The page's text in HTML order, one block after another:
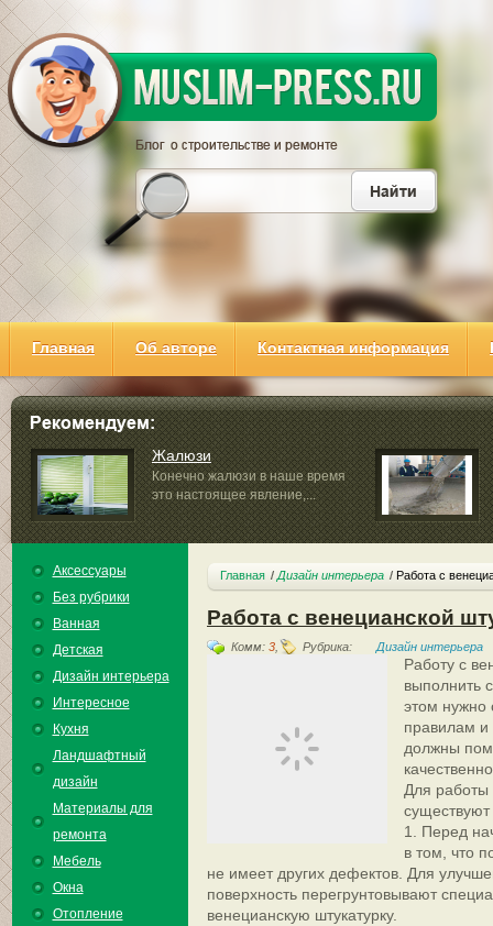
Главная Об авторе Контактная информация
Жалюзи
Конечно жалюзи в наше время
это настоящее явление,...
Аксессуары
Без рубрики
Ванная
Детская
Дизайн интерьера
Интересное
Кухня
Ландшафтный
дизайн
Материалы для
ремонта
Мебель
Окна
Отопление
Главная Дизайн интерьера Работа с
Работа с венецианской
Комм: 3, Рубрика: Дизайн интерьера
Работу с
выполнить
этом нужно
правилам и
должны
Для работы
1. Перед
в том, что
не имеет других дефектов. Для
поверхность перегрунтовывают
венецианскую штукатурку.